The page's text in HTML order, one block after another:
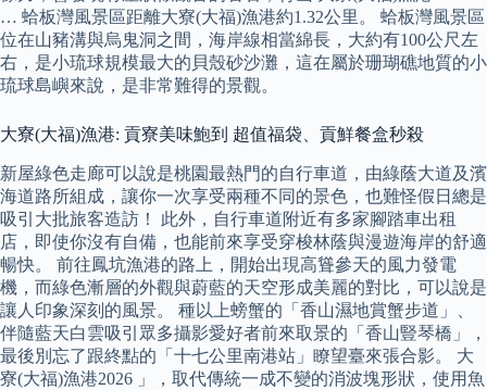
… 蛤板灣風景區距離大寮(大福)漁港約1.32公里。 蛤板灣風景區
位在山豬溝與烏鬼洞之間，海岸線相當綿長，大約有100公尺左
右，是小琉球規模最大的貝殼砂沙灘，這在屬於珊瑚礁地質的小
琉球島嶼來說，是非常難得的景觀。
大寮(大福)漁港: 貢寮美味鮑到 超值福袋、貢鮮餐盒秒殺
新屋綠色走廊可以說是桃園最熱門的自行車道，由綠蔭大道及濱
海道路所組成，讓你一次享受兩種不同的景色，也難怪假日總是
吸引大批旅客造訪！ 此外，自行車道附近有多家腳踏車出租
店，即使你沒有自備，也能前來享受穿梭林蔭與漫遊海岸的舒適
暢快。 前往鳳坑漁港的路上，開始出現高聳參天的風力發電
機，而綠色漸層的外觀與蔚藍的天空形成美麗的對比，可以說是
讓人印象深刻的風景。 種以上螃蟹的「香山濕地賞蟹步道」、
伴隨藍天白雲吸引眾多攝影愛好者前來取景的「香山豎琴橋」，
最後別忘了跟終點的「十七公里南港站」瞭望臺來張合影。 大
寮(大福)漁港2026 」，取代傳統一成不變的消波塊形狀，使用魚